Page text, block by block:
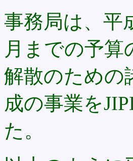
事務局は、平
月までの予算
解散のための
成の事業を
た。